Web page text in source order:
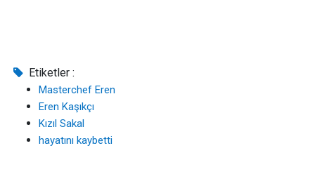
Etiketler :
Masterchef Eren
Eren Kaşıkçı
Kızıl Sakal
hayatını kaybetti